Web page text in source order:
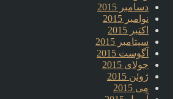
دسامبر 2015
نوامبر 2015
اکتبر 2015
سپتامبر 2015
آگوست 2015
جولای 2015
ژوئن 2015
می 2015